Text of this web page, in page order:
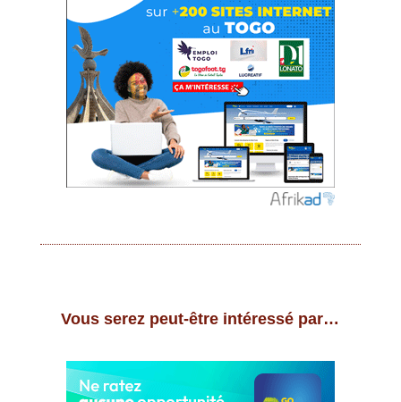
Vous serez peut-être intéressé par…